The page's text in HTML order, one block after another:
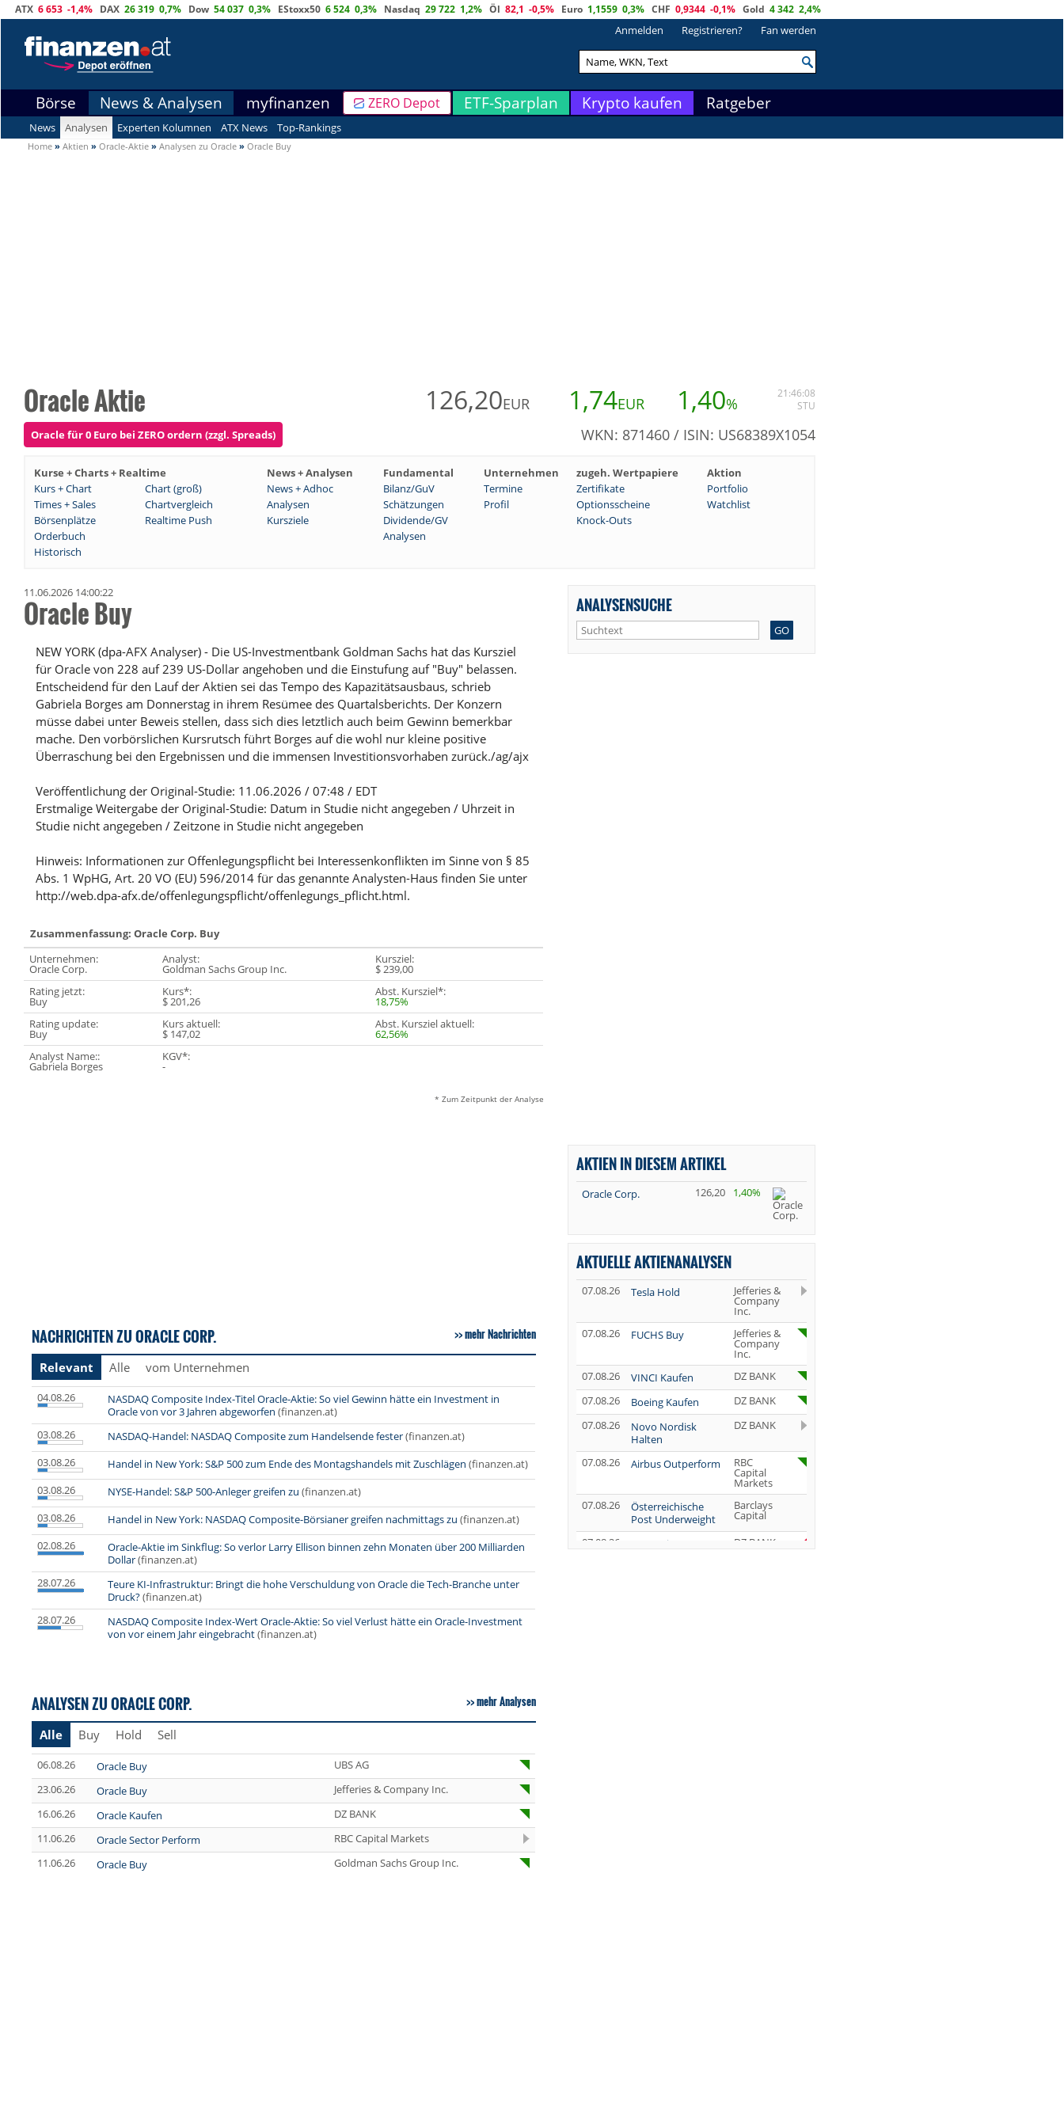
ATX 6 653 -1,4% DAX 26 319 0,7% Dow 54 037 0,3% EStoxx50 6 524 0,3% Nasdaq 29 722 1,2% Öl 82,1 -0,5% Euro 1,1559 0,3% CHF 0,9344 -0,1% Gold 4 342 2,4%
Anmelden Registrieren? Fan werden
Börse News & Analysen myfinanzen ZERO Depot ETF-Sparplan Krypto kaufen Ratgeber
News Analysen Experten Kolumnen ATX News Top-Rankings
Home » Aktien » Oracle-Aktie » Analysen zu Oracle » Oracle Buy
Oracle Aktie 126,20EUR 1,74EUR 1,40%
21:46:08
STU
Oracle für 0 Euro bei ZERO ordern (zzgl. Spreads) WKN: 871460 / ISIN: US68389X1054
Kurse + Charts + Realtime News + Analysen Fundamental Unternehmen zugeh. Wertpapiere
Aktion
Kurs + Chart
Chart (groß) News + Adhoc Bilanz/GuV Termine Zertifikate
Portfolio
Times + Sales
Chartvergleich Analysen Schätzungen Profil Optionsscheine
Watchlist
Börsenplätze
Realtime Push Kursziele Dividende/GV
Knock-Outs
Orderbuch
Analysen
Historisch
11.06.2026 14:00:22
Oracle Buy
NEW YORK (dpa-AFX Analyser) - Die US-Investmentbank Goldman Sachs hat das Kursziel
für Oracle von 228 auf 239 US-Dollar angehoben und die Einstufung auf "Buy" belassen.
Entscheidend für den Lauf der Aktien sei das Tempo des Kapazitätsausbaus, schrieb
Gabriela Borges am Donnerstag in ihrem Resümee des Quartalsberichts. Der Konzern
müsse dabei unter Beweis stellen, dass sich dies letztlich auch beim Gewinn bemerkbar
mache. Den vorbörslichen Kursrutsch führt Borges auf die wohl nur kleine positive
Überraschung bei den Ergebnissen und die immensen Investitionsvorhaben zurück./ag/ajx
Veröffentlichung der Original-Studie: 11.06.2026 / 07:48 / EDT
Erstmalige Weitergabe der Original-Studie: Datum in Studie nicht angegeben / Uhrzeit in
Studie nicht angegeben / Zeitzone in Studie nicht angegeben
Hinweis: Informationen zur Offenlegungspflicht bei Interessenkonflikten im Sinne von § 85
Abs. 1 WpHG, Art. 20 VO (EU) 596/2014 für das genannte Analysten-Haus finden Sie unter
http://web.dpa-afx.de/offenlegungspflicht/offenlegungs_pflicht.html.
Zusammenfassung: Oracle Corp. Buy
Unternehmen:
Oracle Corp.
Analyst:
Goldman Sachs Group Inc.
Kursziel:
$ 239,00
Rating jetzt:
Buy
Kurs*:
$ 201,26
Abst. Kursziel*:
18,75%
Rating update:
Buy
Kurs aktuell:
$ 147,02
Abst. Kursziel aktuell:
62,56%
Analyst Name::
Gabriela Borges
KGV*:
-
* Zum Zeitpunkt der Analyse
NACHRICHTEN ZU ORACLE CORP. mehr Nachrichten
Relevant Alle vom Unternehmen
04.08.26
NASDAQ Composite Index-Titel Oracle-Aktie: So viel Gewinn hätte ein Investment in
Oracle von vor 3 Jahren abgeworfen (finanzen.at)
03.08.26
NASDAQ-Handel: NASDAQ Composite zum Handelsende fester(finanzen.at)
03.08.26
Handel in New York: S&P 500 zum Ende des Montagshandels mit Zuschlägen (finanzen.at)
03.08.26
NYSE-Handel: S&P 500-Anleger greifen zu (finanzen.at)
03.08.26
Handel in New York: NASDAQ Composite-Börsianer greifen nachmittags zu (finanzen.at)
02.08.26
Oracle-Aktie im Sinkflug: So verlor Larry Ellison binnen zehn Monaten über 200 Milliarden
Dollar(finanzen.at)
28.07.26
Teure KI-Infrastruktur: Bringt die hohe Verschuldung von Oracle die Tech-Branche unter
Druck?(finanzen.at)
28.07.26
NASDAQ Composite Index-Wert Oracle-Aktie: So viel Verlust hätte ein Oracle-Investment
von vor einem Jahr eingebracht(finanzen.at)
ANALYSEN ZU ORACLE CORP. mehr Analysen
Alle Buy Hold Sell
06.08.26 Oracle Buy
UBS AG
23.06.26
Oracle Buy
Jefferies & Company Inc.
16.06.26
Oracle Kaufen
DZ BANK
11.06.26
Oracle Sector Perform
RBC Capital Markets
11.06.26
Oracle Buy Goldman Sachs Group Inc.
ANALYSENSUCHE
GO
AKTIEN IN DIESEM ARTIKEL
Oracle Corp. 126,20 1,40%
AKTUELLE AKTIENANALYSEN
07.08.26 Tesla Hold Jefferies &
Company
Inc.
07.08.26
FUCHS Buy Jefferies &
Company
Inc.
07.08.26
VINCI Kaufen
DZ BANK
07.08.26
Boeing Kaufen
DZ BANK
07.08.26
Novo Nordisk
Halten
DZ BANK
07.08.26 Airbus Outperform RBC
Capital
Markets
07.08.26
Österreichische
Post Underweight
Barclays
Capital
07.08.26
SUSS MicroTec
DZ BANK